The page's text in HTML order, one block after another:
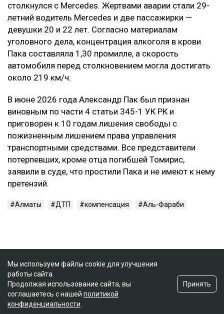
столкнулся с Mercedes. Жертвами аварии стали 29-
летний водитель Mercedes и две пассажирки —
девушки 20 и 22 лет. Согласно материалам
уголовного дела, концентрация алкоголя в крови
Пака составляла 1,30 промилле, а скорость
автомобиля перед столкновением могла достигать
около 219 км/ч.
В июне 2026 года Александр Пак был признан
виновным по части 4 статьи 345-1 УК РК и
приговорен к 10 годам лишения свободы с
пожизненным лишением права управления
транспортными средствами. Все представители
потерпевших, кроме отца погибшей Томирис,
заявили в суде, что простили Пака и не имеют к нему
претензий.
Алматы ДТП компенсация Аль-Фараби
Мы используем файлы cookie для улучшения
работы сайта.
Продолжая использование сайта, вы
соглашаетесь с нашей политикой
конфиденциальности
Принять